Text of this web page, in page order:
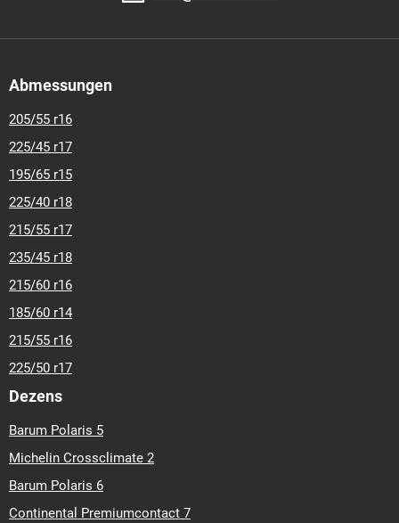
Abmessungen
205/55 r16
225/45 r17
195/65 r15
225/40 r18
215/55 r17
235/45 r18
215/60 r16
185/60 r14
215/55 r16
225/50 r17
Dezens
Barum Polaris 5
Michelin Crossclimate 2
Barum Polaris 6
Continental Premiumcontact 7